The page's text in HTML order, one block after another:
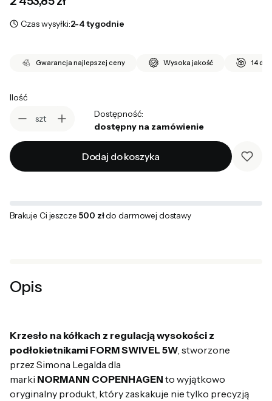
Czas wysyłki:2-4 tygodnie
Gwarancja najlepszej ceny Wysoka jakość 14 dni
Ilość
szt
Dostępność:
dostępny na zamówienie
Dodaj do koszyka
Brakuje Ci jeszcze 500 złdo darmowej dostawy
Opis
Krzesło na kółkach z regulacją wysokości z
podłokietnikami FORM SWIVEL 5W , stworzone
przez Simona Legalda dla
marki NORMANN COPENHAGEN to wyjątkowo
oryginalny produkt, który zaskakuje nie tylko precyzją